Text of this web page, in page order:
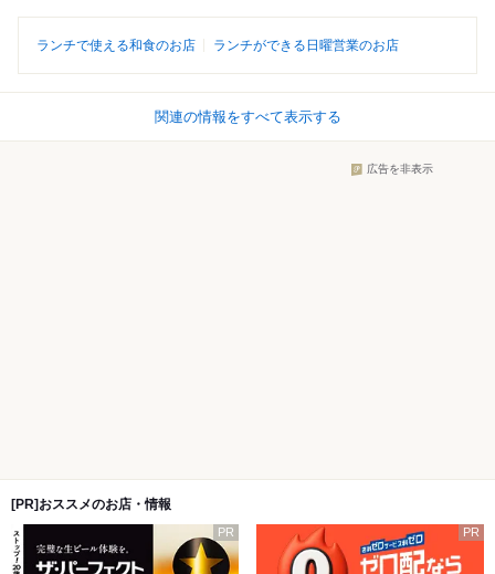
ランチで使える和食のお店 ランチができる日曜営業のお店
関連の情報をすべて表示する
広告を非表示
[PR]おススメのお店・情報
PR PR